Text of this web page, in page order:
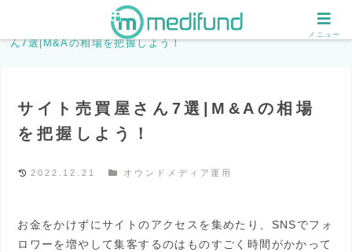
オウンドメディア運用
サイト売買屋さ
ん7選|M&Aの相場を把握しよう！
サイト売買屋さん7選|M&Aの相場
を把握しよう！
2022.12.21 オウンドメディア運用
お金をかけずにサイトのアクセスを集めたり、SNSでフォ
ロワーを増やして集客するのはものすごく時間がかかって
メニュー